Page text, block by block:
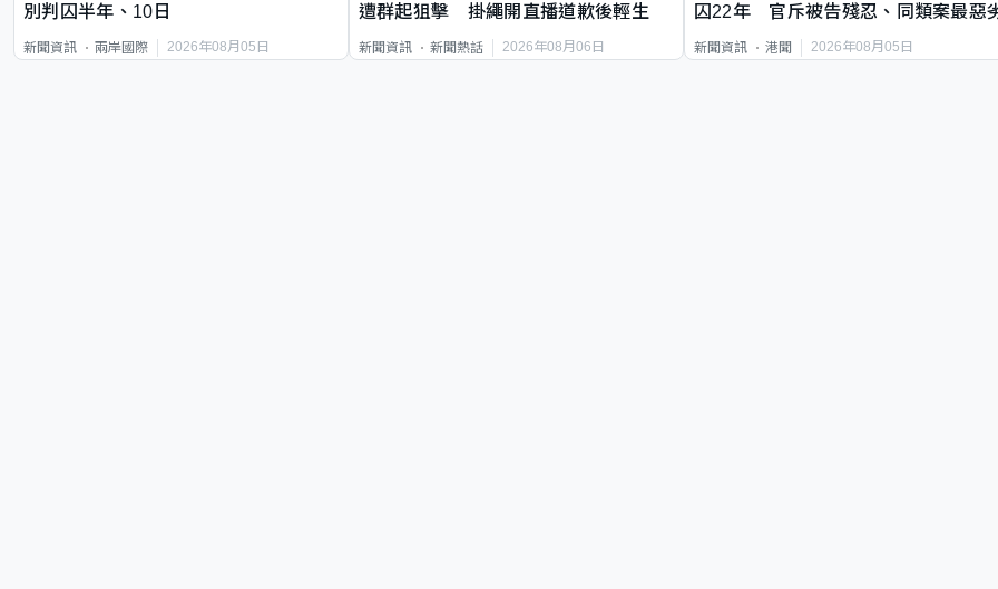
別判囚半年、10日
新聞資訊 兩岸國際 2026年08月05日
遭群起狙擊 掛繩開直播道歉後輕生
新聞資訊 新聞熱話 2026年08月06日
囚22年 官斥被告殘忍、同類案最惡
新聞資訊 港聞 2026年08月05日